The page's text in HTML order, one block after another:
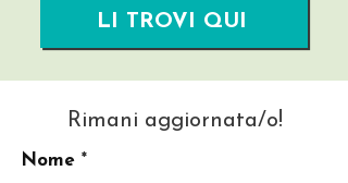
LI TROVI QUI
Rimani aggiornata/o!
Nome